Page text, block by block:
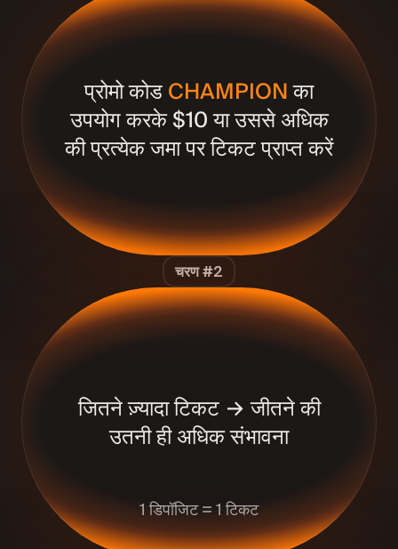
प्रोमो कोड CHAMPIONका
उपयोग करके $10 या उससे अधिक
की प्रत्येक जमा पर टिकट प्राप्त करें
चरण #2
जितने ज़्यादा टिकट → जीतने की
उतनी ही अधिक संभावना
1 डिपॉजिट = 1 टिकट